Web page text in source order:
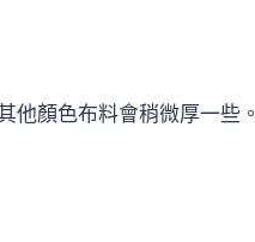
他顏色布料會稍微厚一些。